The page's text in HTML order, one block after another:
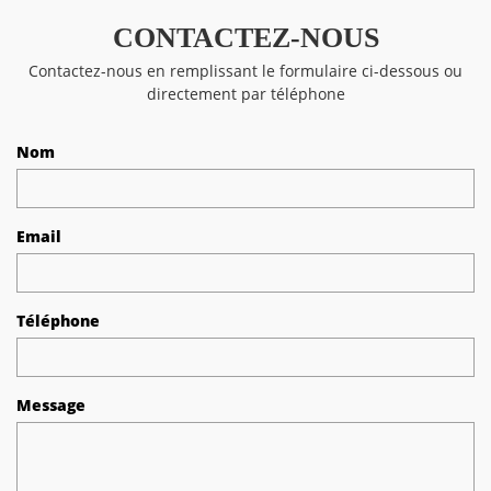
CONTACTEZ-NOUS
Contactez-nous en remplissant le formulaire ci-dessous ou
directement par téléphone
Nom
Email
Téléphone
Message